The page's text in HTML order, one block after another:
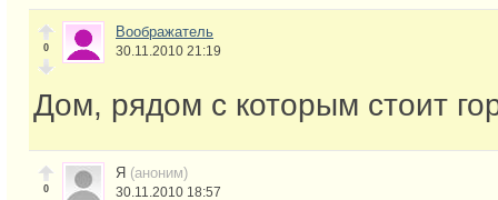
0
Воображатель
30.11.2010 21:19
Дом, рядом с которым стоит
0
Я (аноним)
30.11.2010 18:57